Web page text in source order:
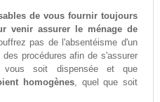
de vous fournir toujours
venir assurer le ménage de
pas de l'absentéisme d'un
procédures afin de s'assurer
vous soit dispensée et que
homogènes, quel que soit